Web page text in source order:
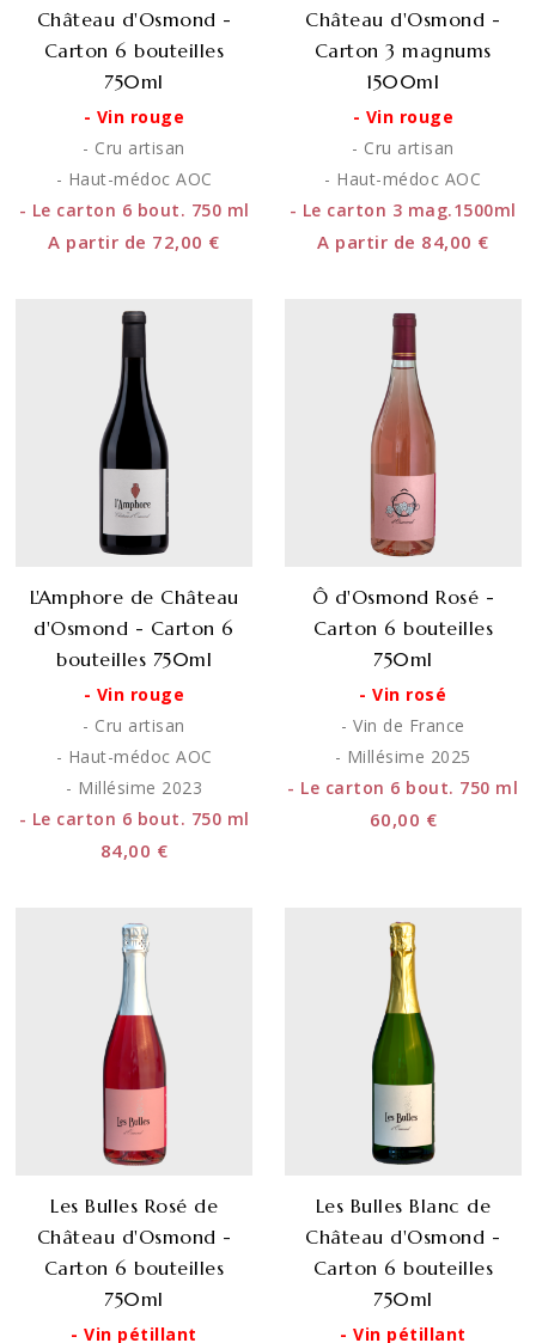
Château d'Osmond -
Carton 6 bouteilles
750ml
- Vin rouge
- Cru artisan
- Haut-médoc AOC
- Le carton 6 bout. 750 ml
A partir de 72,00 €
Château d'Osmond -
Carton 3 magnums
1500ml
- Vin rouge
- Cru artisan
- Haut-médoc AOC
- Le carton 3 mag.1500ml
A partir de 84,00 €
L'Amphore de Château
d'Osmond - Carton 6
bouteilles 750ml
- Vin rouge
- Cru artisan
- Haut-médoc AOC
- Millésime 2023
- Le carton 6 bout. 750 ml
84,00 €
Ô d'Osmond Rosé -
Carton 6 bouteilles
750ml
- Vin rosé
- Vin de France
- Millésime 2025
- Le carton 6 bout. 750 ml
60,00 €
Les Bulles Rosé de
Château d'Osmond -
Carton 6 bouteilles
750ml
- Vin pétillant
Les Bulles Blanc de
Château d'Osmond -
Carton 6 bouteilles
750ml
- Vin pétillant